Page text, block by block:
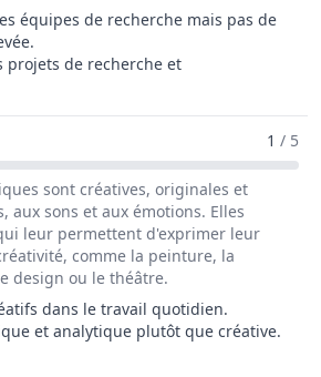
équipes de recherche mais pas de
projets de recherche et
Le Métier De Biostatisticien /
1 / 5
sont créatives, originales et
aux sons et aux émotions. Elles
leur permettent d'exprimer leur
comme la peinture, la
design ou le théâtre.
dans le travail quotidien.
et analytique plutôt que créative.